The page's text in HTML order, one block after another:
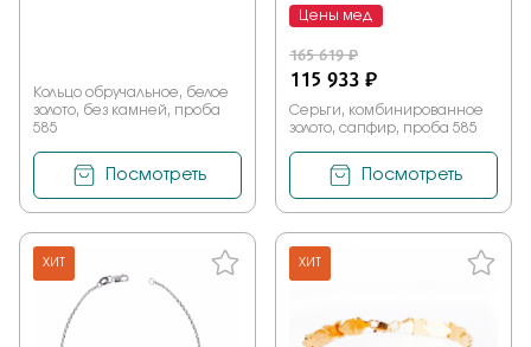
Кольцо обручальное, белое
золото, без камней, проба
585
Посмотреть
Цены мед
165 619 ₽
115 933 ₽
Серьги, комбинированное
золото, сапфир, проба 585
Посмотреть
ХИТ ХИТ